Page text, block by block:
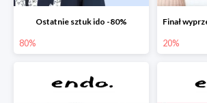
Ostatnie sztuk ido -80%
80% 20%